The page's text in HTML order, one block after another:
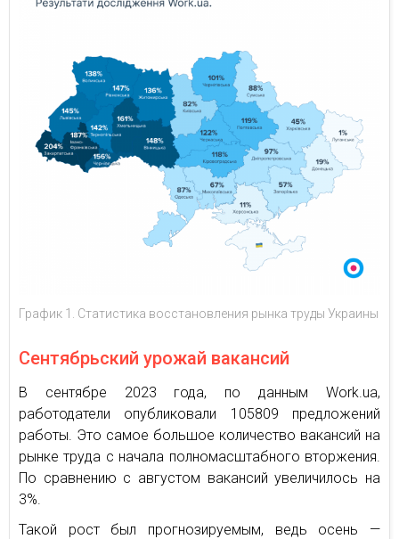
График 1. Статистика восстановления рынка труды Украины
Сентябрьский урожай вакансий
В сентябре 2023 года, по данным Work.ua,
работодатели опубликовали 105809 предложений
работы. Это самое большое количество вакансий на
рынке труда с начала полномасштабного вторжения.
По сравнению с августом вакансий увеличилось на
3%.
Такой рост был прогнозируемым, ведь осень —